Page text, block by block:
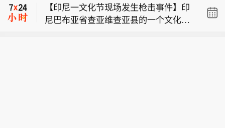
【印尼一文化节现场发生枪击事件】印
尼巴布亚省查亚维查亚县的一个文化节